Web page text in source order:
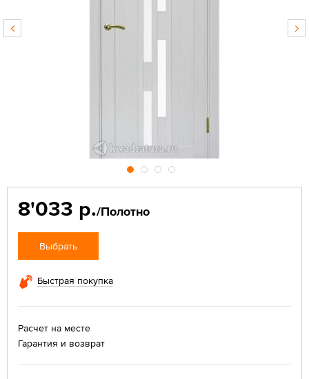
8'033 р./Полотно
Выбрать
Быстрая покупка
Расчет на месте
Гарантия и возврат